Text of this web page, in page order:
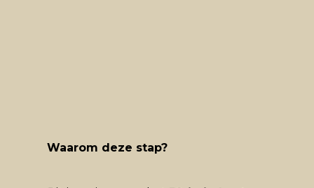
Waarom deze stap?